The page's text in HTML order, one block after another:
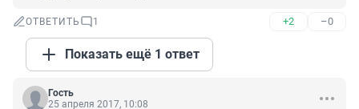
ОТВЕТИТЬ 1 +2 –0
Показать ещё 1 ответ
Гость
25 апреля 2017, 10:08